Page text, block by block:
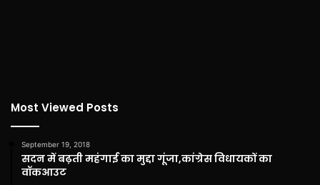
Most Viewed Posts
September 19, 2018
सदन में बढ़ती महंगाई का मुद्दा गूंजा,कांग्रेस विधायकों का
वॉकआउट